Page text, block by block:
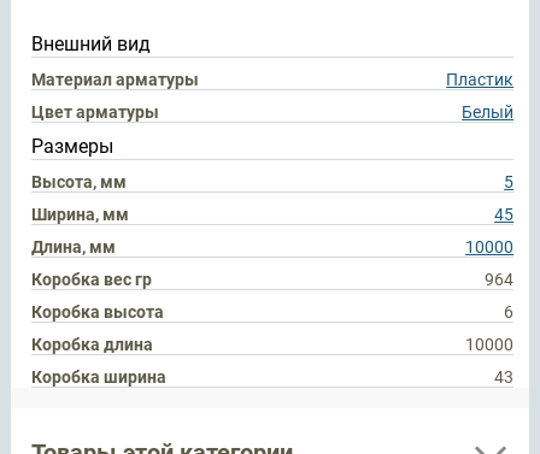
Внешний вид
Материал арматуры
Пластик
Цвет арматуры
Белый
Размеры
Высота, мм
5
Ширина, мм
45
Длина, мм
10000
Коробка вес гр
964
Коробка высота
6
Коробка длина
10000
Коробка ширина
43